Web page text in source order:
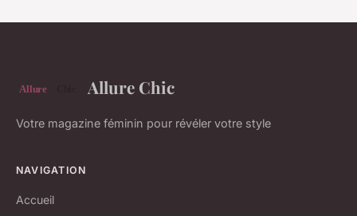
Allure Chic
Votre magazine féminin pour révéler votre style
NAVIGATION
Accueil